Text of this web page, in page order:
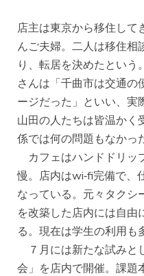
店主は東京から移住して
んご夫婦。二人は移住相
り、転居を決めたという
さんは「千曲市は交通の
ージだった」といい、実
山田の人たちは皆温かく
係では何の問題もなかっ
カフェはハンドドリッ
慢。店内はwi‐fi完備で、
なっている。元々タクシ
を改築した店内には自由
る。現在は学生の利用も
７月には新たな試みと
会」を店内で開催。課題